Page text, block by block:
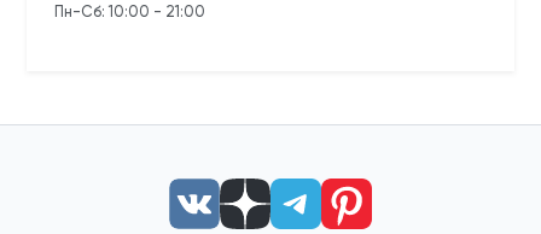
Пн-Сб: 10:00 - 21:00